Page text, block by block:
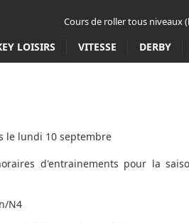
Cours de roller tous niveaux
LOISIRS VITESSE DERBY
le lundi 10 septembre
d'entrainements pour la
N4